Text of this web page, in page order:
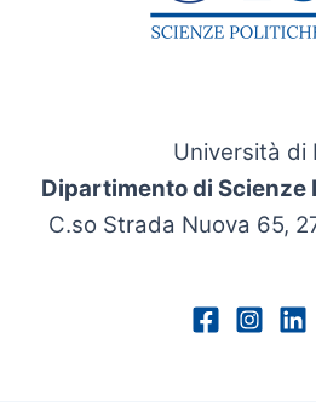
Università di
Dipartimento di Scienze
C.so Strada Nuova 65,